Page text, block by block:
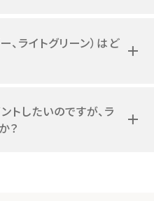
、ライトグリーン）はど
トしたいのですが、ラ
？